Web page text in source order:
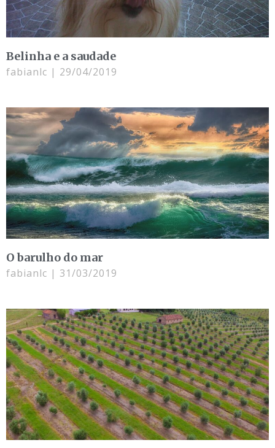
Belinha e a saudade
fabianlc 29/04/2019
O barulho do mar
fabianlc 31/03/2019